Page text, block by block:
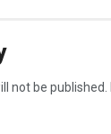
not be published.